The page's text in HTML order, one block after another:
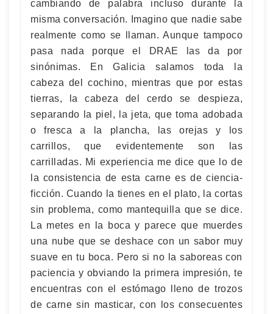
cambiando de palabra incluso durante la
misma conversación. Imagino que nadie sabe
realmente como se llaman. Aunque tampoco
pasa nada porque el DRAE las da por
sinónimas. En Galicia salamos toda la
cabeza del cochino, mientras que por estas
tierras, la cabeza del cerdo se despieza,
separando la piel, la jeta, que toma adobada
o fresca a la plancha, las orejas y los
carrillos, que evidentemente son las
carrilladas. Mi experiencia me dice que lo de
la consistencia de esta carne es de ciencia-
ficción. Cuando la tienes en el plato, la cortas
sin problema, como mantequilla que se dice.
La metes en la boca y parece que muerdes
una nube que se deshace con un sabor muy
suave en tu boca. Pero si no la saboreas con
paciencia y obviando la primera impresión, te
encuentras con el estómago lleno de trozos
de carne sin masticar, con los consecuentes